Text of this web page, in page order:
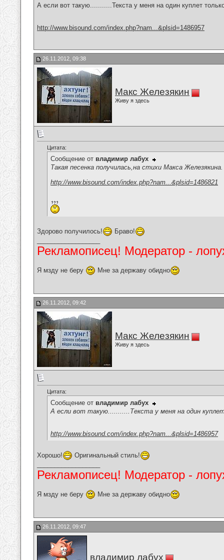
А если вот такую...........Текста у меня на один куплет
http://www.bisound.com/index.php?nam...&plsid=1486957
26.11.2012, 09:38
Макс Железякин
Живу я здесь
Цитата:
Сообщение от владимир лабух
Такая песенка получилась,на стихи Макса Железякина.
http://www.bisound.com/index.php?nam...&plsid=1486821
Здорово получилось!
Браво!
Рекламописец! Модератор -
Я мзду не беру Мне за державу обидно
26.11.2012, 09:42
Макс Железякин
Живу я здесь
Цитата:
Сообщение от владимир лабух
А если вот такую...........Текста у меня на один
http://www.bisound.com/index.php?nam...&plsid=1486957
Хорошо!
Оригинальный стиль!
Рекламописец! Модератор -
Я мзду не беру Мне за державу обидно
26.11.2012, 09:47
владимир лабух